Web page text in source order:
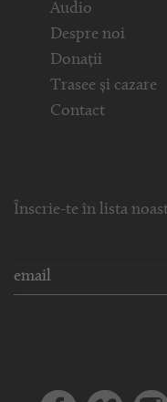
Audio
Despre noi
Donații
Trasee și cazare
Contact
Înscrie-te în lista